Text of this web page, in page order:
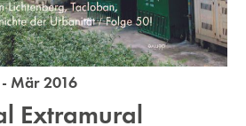
Mär 2016
Extramural